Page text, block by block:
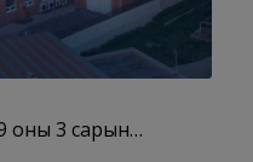
оны 3 сарын…